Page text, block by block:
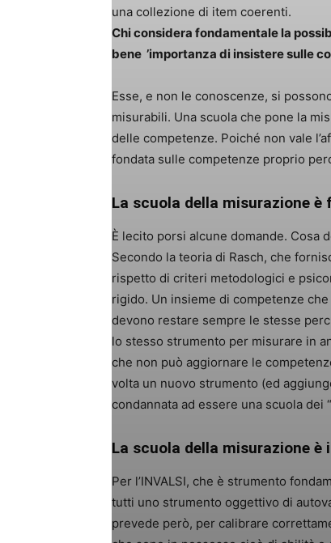
una collezione di item coerenti.
Chi considera fondamentale la
bene ’importanza di insistere sulle
Esse, e non le conoscenze, si
misurabili. Una scuola che pone la
delle competenze. Poiché non vale
fondata sulle competenze proprio
La scuola della misurazione è
È lecito porsi alcune domande. Cosa
Secondo la teoria di Rasch, che
rispetto di criteri metodologici e
rigido. Un insieme di competenze
devono restare sempre le stesse
lo stesso strumento per misurare in
che non può aggiornare le
volta un nuovo strumento (ed
condannata ad essere una scuola dei
La scuola della misurazione è
Per l’INVALSI, che è strumento
tutti uno strumento oggettivo di
prevede però, per calibrare